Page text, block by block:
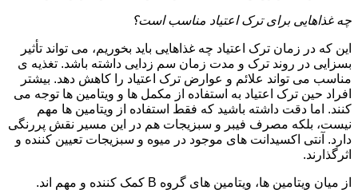
چه غذاهایی برای ترک اعتیاد مناسب است؟
این که در زمان ترک اعتیاد چه غذاهایی باید بخوریم، می تواند تأثیر
بسزایی در روند ترک و مدت زمان سم زدایی داشته باشد. تغذیه ی
مناسب می تواند علائم و عوارض ترک اعتیاد را کاهش دهد. بیشتر
افراد حین ترک اعتیاد به استفاده از مکمل ها و ویتامین ها توجه می
کنند. اما دقت داشته باشید که فقط استفاده از ویتامین ها مهم
نیست، بلکه مصرف فیبر و سبزیجات هم در این مسیر نقش پررنگی
دارد. آنتی اکسیدانت های موجود در میوه و سبزیجات تعیین کننده و
اثرگذارند.
از میان ویتامین ها، ویتامین های گروه B کمک کننده و مهم اند.